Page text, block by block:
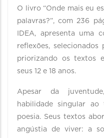
O livro “Onde mais eu
palavras?”, com 236
IDEA, apresenta uma
reflexões,
priorizando os textos
seus 12 e 18 anos.
Apesar da
habilidade singular
poesia. Seus textos
angústia de viver: a